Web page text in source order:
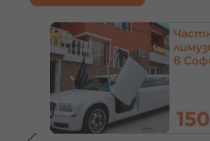
в
150